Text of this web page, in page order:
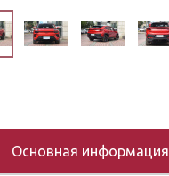
Основная информация